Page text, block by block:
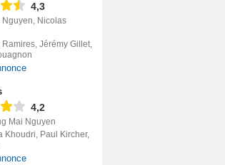
4,3
Nguyen, Nicolas
Ramires, Jérémy Gillet,
4,2
Mai Nguyen
Khoudri, Paul Kircher,